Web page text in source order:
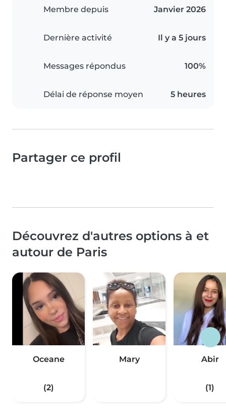
Membre depuis Janvier 2026
Dernière activité Il y a 5 jours
Messages répondus 100%
Délai de réponse moyen 5 heures
Partager ce profil
Découvrez d'autres options à et
autour de Paris
Oceane
(2)
Mary Abir
(1)